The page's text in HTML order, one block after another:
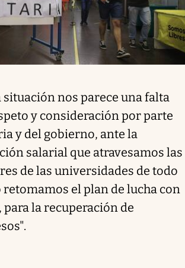
situación nos parece una falta
y consideración por parte
y del gobierno, ante la
salarial que atravesamos las
de las universidades de todo
retomamos el plan de lucha con
para la recuperación de